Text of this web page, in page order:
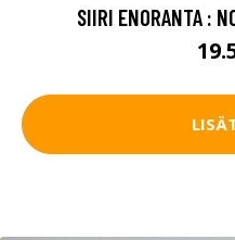
SIIRI ENORANTA :